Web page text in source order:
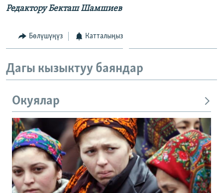
Редактору Бекташ Шамшиев
Бөлүшүңүз Катталыңыз
Дагы кызыктуу баяндар
Окуялар